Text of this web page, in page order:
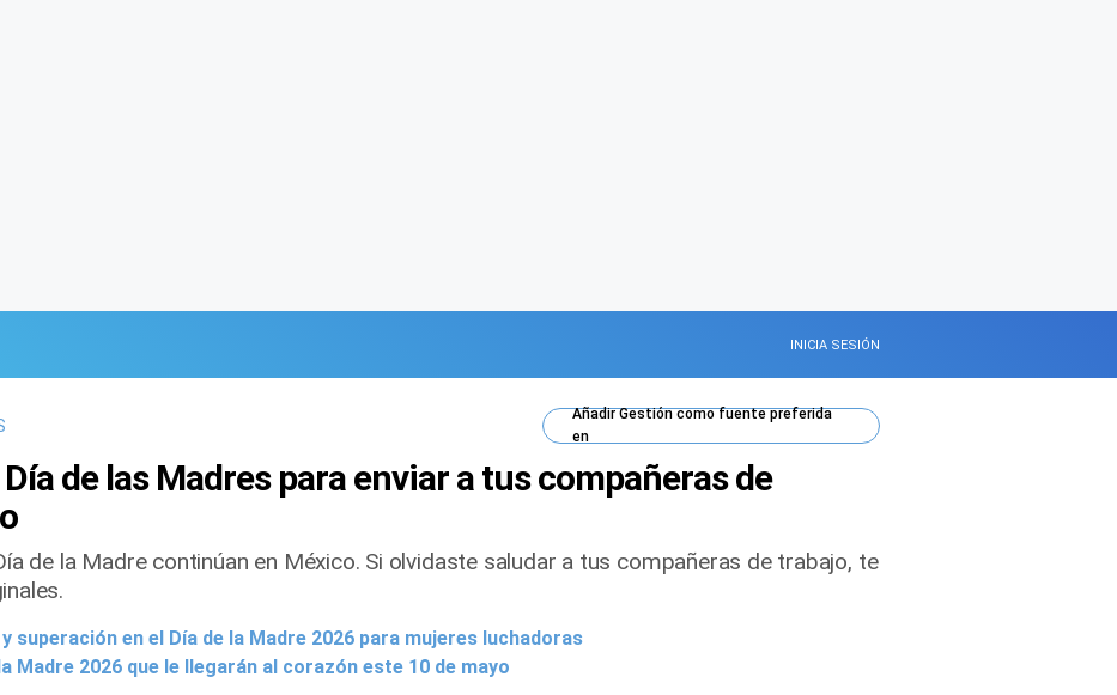
INICIA SESIÓN
AñadirGestióncomo fuente preferida
en
de las Madres para enviar a tus compañeras de
de la Madre continúan en México. Si olvidaste saludar a tus compañeras de trabajo, te
superación en el Día de la Madre 2026 para mujeres luchadoras
Madre 2026 que le llegarán al corazón este 10 de mayo